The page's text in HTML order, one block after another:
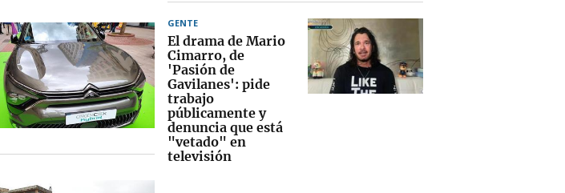
GENTE
El drama de Mario
Cimarro, de
'Pasión de
Gavilanes': pide
trabajo
públicamente y
denuncia que está
"vetado" en
televisión